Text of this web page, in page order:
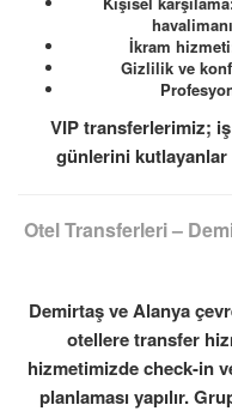
İkram
Gizlilik ve
VIP transferlerimiz;
günlerini
Otel Transferleri –
Demirtaş ve Alanya
otellere transfer
hizmetimizde check-in
planlaması yapılır.